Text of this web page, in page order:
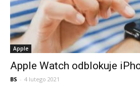
Apple
Apple Watch odblokuje
BS - 4 lutego 2021